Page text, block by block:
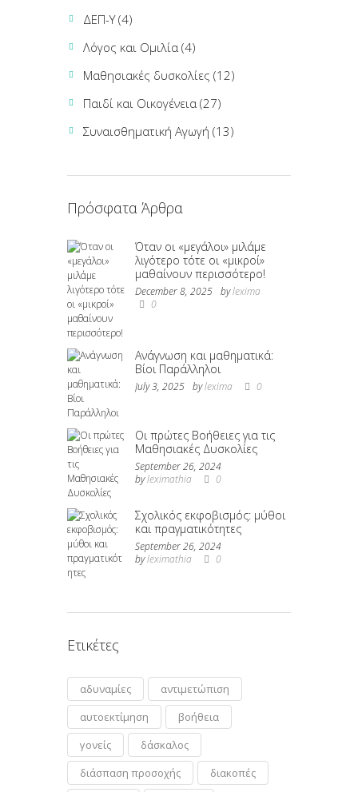
ΔΕΠ-Υ(4)
Λόγος και Ομιλία (4)
Μαθησιακές δυσκολίες (12)
Παιδί και Οικογένεια (27)
Συναισθηματική Αγωγή (13)
Πρόσφατα Άρθρα
Όταν οι «μεγάλοι» μιλάμε
λιγότερο τότε οι «μικροί»
μαθαίνουν περισσότερο!
December 8, 2025 bylexima
0
Ανάγνωση και μαθηματικά:
Βίοι Παράλληλοι
July 3, 2025 bylexima 0
Οι πρώτες Βοήθειες για τις
Μαθησιακές Δυσκολίες
September 26, 2024
byleximathia 0
Σχολικός εκφοβισμός: μύθοι
και πραγματικότητες
September 26, 2024
byleximathia 0
Ετικέτες
αδυναμίες
αντιμετώπιση
αυτοεκτίμηση
βοήθεια
γονείς
δάσκαλος
διάσπαση προσοχής
διακοπές